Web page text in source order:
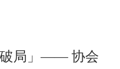
破局」—— 协会